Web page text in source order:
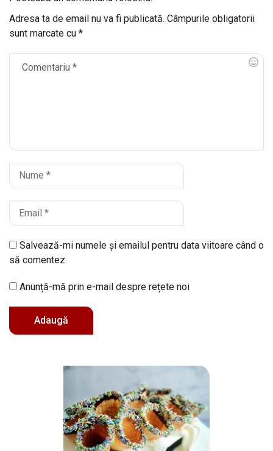
Adresa ta de email nu va fi publicată. Câmpurile obligatorii
sunt marcate cu *
Salvează-mi numele și emailul pentru data viitoare când o
să comentez.
Anunță-mă prin e-mail despre rețete noi